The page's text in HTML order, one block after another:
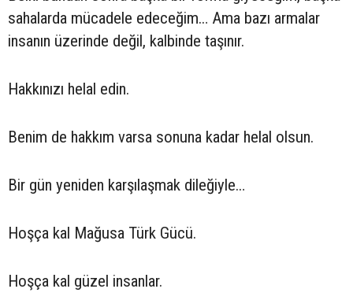
sahalarda mücadele edeceğim… Ama bazı armalar
insanın üzerinde değil, kalbinde taşınır.
Hakkınızı helal edin.
Benim de hakkım varsa sonuna kadar helal olsun.
Bir gün yeniden karşılaşmak dileğiyle…
Hoşça kal Mağusa Türk Gücü.
Hoşça kal güzel insanlar.